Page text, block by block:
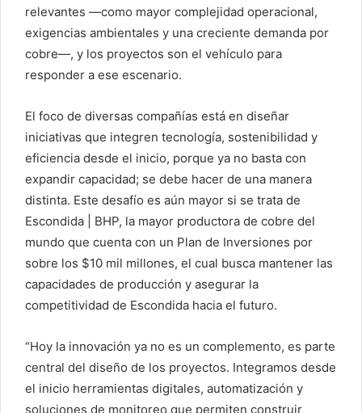
relevantes —como mayor complejidad operacional,
exigencias ambientales y una creciente demanda por
cobre—, y los proyectos son el vehículo para
responder a ese escenario.
El foco de diversas compañías está en diseñar
iniciativas que integren tecnología, sostenibilidad y
eficiencia desde el inicio, porque ya no basta con
expandir capacidad; se debe hacer de una manera
distinta. Este desafío es aún mayor si se trata de
Escondida | BHP, la mayor productora de cobre del
mundo que cuenta con un Plan de Inversiones por
sobre los $10 mil millones, el cual busca mantener las
capacidades de producción y asegurar la
competitividad de Escondida hacia el futuro.
“Hoy la innovación ya no es un complemento, es parte
central del diseño de los proyectos. Integramos desde
el inicio herramientas digitales, automatización y
soluciones de monitoreo que permiten construir